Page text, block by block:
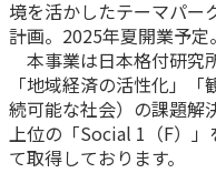
境を活かしたテーマパー
計画。2025年夏開業予定。
本事業は日本格付研究
「地域経済の活性化」
続可能な社会）の課題解
上位の「Social 1（F）
て取得しております。